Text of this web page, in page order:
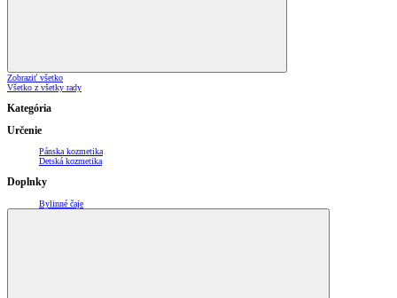
Zobraziť všetko
Všetko z všetky rady
Kategória
Určenie
Pánska kozmetika
Detská kozmetika
Doplnky
Bylinné čaje